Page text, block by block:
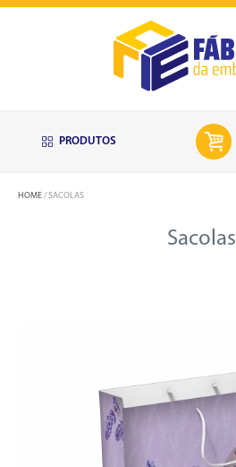
PRODUTOS
HOME SACOLAS
Sacolas